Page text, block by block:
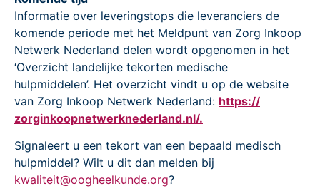
Informatie over leveringstops die leveranciers de
komende periode met het Meldpunt van Zorg Inkoop
Netwerk Nederland delen wordt opgenomen in het
‘Overzicht landelijke tekorten medische
hulpmiddelen’. Het overzicht vindt u op de website
van Zorg Inkoop Netwerk Nederland: https://
zorginkoopnetwerknederland.nl/.
Signaleert u een tekort van een bepaald medisch
hulpmiddel? Wilt u dit dan melden bij
kwaliteit@oogheelkunde.org?